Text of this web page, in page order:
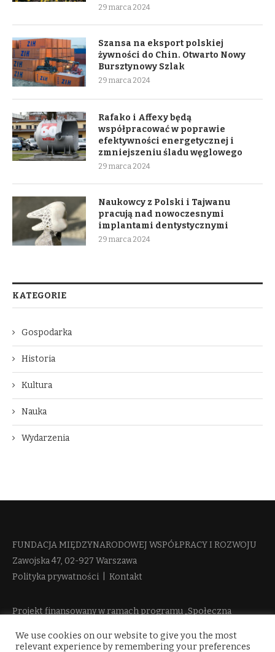
29 marca 2024
Szansa na eksport polskiej
żywności do Chin. Otwarto Nowy
Bursztynowy Szlak
29 marca 2024
Rafako i Affexy będą
współpracować w poprawie
efektywności energetycznej i
zmniejszeniu śladu węglowego
29 marca 2024
Naukowcy z Polski i Tajwanu
pracują nad nowoczesnymi
implantami dentystycznymi
29 marca 2024
KATEGORIE
Gospodarka
Historia
Kultura
Nauka
Wydarzenia
FUNDACJA MIĘDZYNARODOWEJ WSPÓŁPRACY I ROZWOJU​
Zawojska 47, 02-927 Warszawa
Polityka prywatności
Kontakt
Projekt finansowany w ramach programu „Społeczna
więcej informacji
We use cookies on our website to give you the most
relevant experience by remembering your preferences